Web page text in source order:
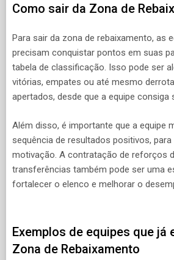
Como sair da Zona de
Para sair da zona de rebaixamento, as
precisam conquistar pontos em suas
tabela de classificação. Isso pode ser
vitórias, empates ou até mesmo
apertados, desde que a equipe consiga
Além disso, é importante que a equipe
sequência de resultados positivos,
motivação. A contratação de reforços
transferências também pode ser uma
fortalecer o elenco e melhorar o
Exemplos de equipes que já
Zona de Rebaixamento